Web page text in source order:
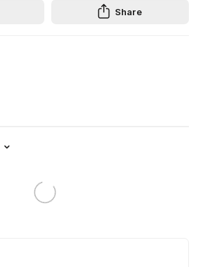
Share